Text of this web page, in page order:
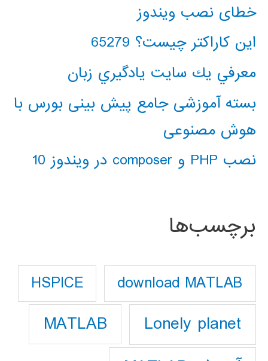
خطای نصب ویندوز
این کاراکتر چیست؟ 65279
معرفي يك سايت يادگيري زبان
بسته آموزشی جامع پیش بینی بورس با
هوش مصنوعی
نصب PHP و composer در ویندوز 10
برچسب‌ها
download MATLAB
HSPICE
Lonely planet
MATLAB